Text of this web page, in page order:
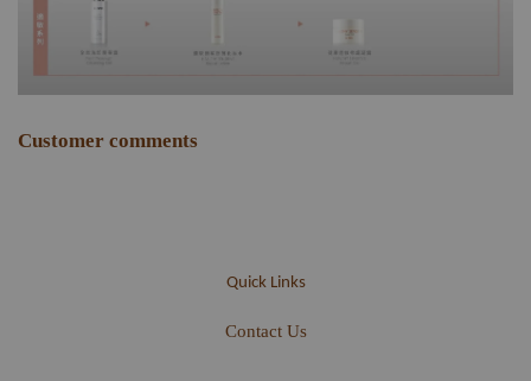
Customer comments
Quick Links
Contact Us